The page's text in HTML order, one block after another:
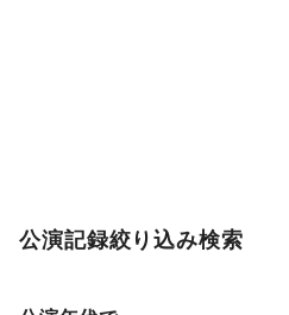
公演記録絞り込み検索